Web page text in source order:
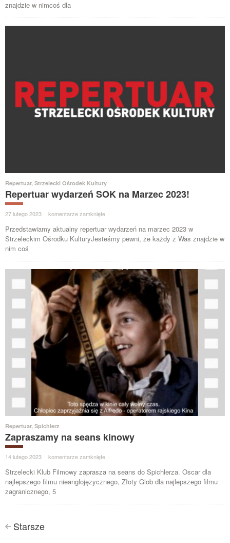
znajdzie w nimcoś dla
Repertuar, Strzelecki Ośrodek Kultury
Repertuar wydarzeń SOK na Marzec 2023!
27 lutego 2023 · komentarze zamknięte ·
Przedstawiamy aktualny repertuar wydarzeń na marzec 2023 w
Strzeleckim Ośrodku KulturyJesteśmy pewni, że każdy z Was znajdzie w
nim coś
Repertuar, Spichlerz
Zapraszamy na seans kinowy
14 lutego 2023 · komentarze zamknięte ·
Strzelecki Klub Filmowy zaprasza na seans do Spichlerza. Oscar dla
najlepszego filmu nieanglojęzycznego, Złoty Glob dla najlepszego filmu
zagranicznego, 5
Posts
navigation
< Starsze